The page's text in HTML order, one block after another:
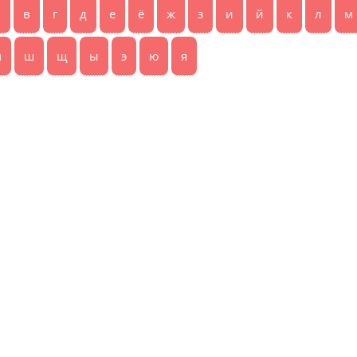
в г д е ё ж з и й к л м
ш щ ы э ю я